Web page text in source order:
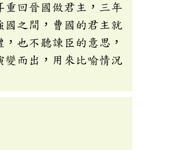
回晉國做君主，三年
之間，曹國的君主就
也不聽諫臣的意思，
變而出，用來比喻情況